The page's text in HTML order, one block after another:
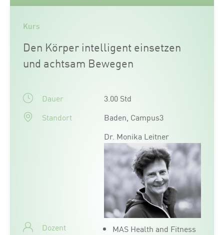
Kurs
Den Körper intelligent einsetzen
und achtsam Bewegen
Dauer
3.00 Std
Standort
Baden, Campus3
Dozent
Dr. Monika Leitner
MAS Health and Fitness